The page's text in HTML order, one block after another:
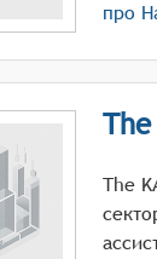
про
The